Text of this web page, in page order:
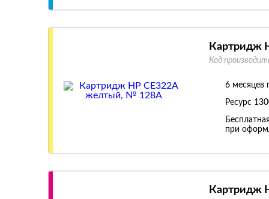
Картридж
Код
6 месяцев
Ресурс
при
Картридж